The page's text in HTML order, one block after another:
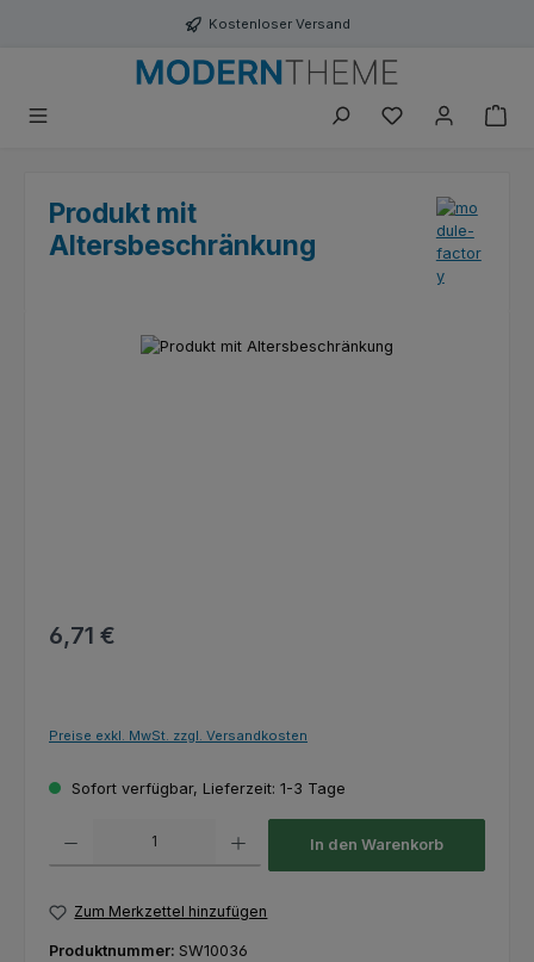
Zum Hauptinhalt springen Kostenloser Versand
Du hast 0
Produkt mit
Altersbeschränkung
Regulärer Preis:
6,71 €
Preise exkl. MwSt. zzgl. Versandkosten
Sofort verfügbar, Lieferzeit: 1-3 Tage
In den Warenkorb
Zum Merkzettel hinzufügen
Produktnummer: SW10036